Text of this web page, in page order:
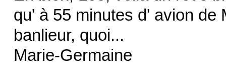
qu' à 55 minutes d' avion de
banlieur, quoi...
Marie-Germaine